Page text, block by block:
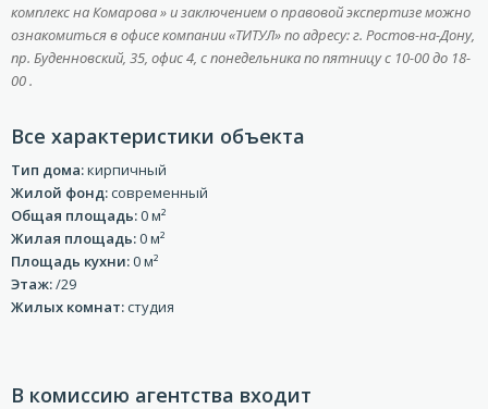
комплекс на Комарова » и заключением о правовой экспертизе можно
ознакомиться в офисе компании «ТИТУЛ» по адресу: г. Ростов-на-Дону,
пр. Буденновский, 35, офис 4, с понедельника по пятницу с 10-00 до 18-
00 .
Все характеристики объекта
Тип дома:кирпичный
Жилой фонд:современный
Общая площадь:0 м²
Жилая площадь:0 м²
Площадь кухни:0 м²
Этаж:/29
Жилых комнат:студия
В комиссию агентства входит